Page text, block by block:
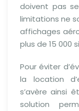
doivent pas
limitations ne
affichages
plus de 15 000
Pour éviter
la location
s’avère ainsi
solution